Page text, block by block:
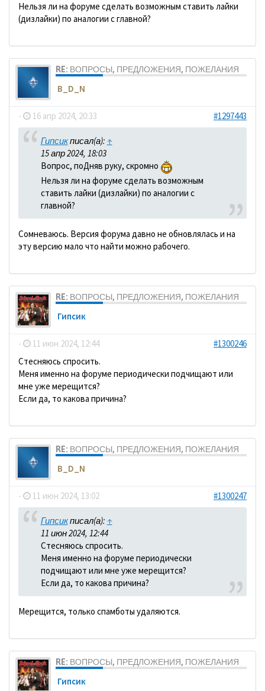
Нельзя ли на форуме сделать возможным ставить лайки
(дизлайки) по аналогии с главной?
RE: ВОПРОСЫ, ПРЕДЛОЖЕНИЯ, ПОЖЕЛАНИЯ
B_D_N
- 16 апр 2024, 20:33 #1297443
Гипсикписал(а): ↑
15 апр 2024, 18:03
Вопрос, поДняв руку, скромно
Нельзя ли на форуме сделать возможным
ставить лайки (дизлайки) по аналогии с
главной?
Сомневаюсь. Версия форума давно не обновлялась и на
эту версию мало что найти можно рабочего.
RE: ВОПРОСЫ, ПРЕДЛОЖЕНИЯ, ПОЖЕЛАНИЯ
Гипсик
- 11 июн 2024, 12:44
#1300246
Стесняюсь спросить.
Меня именно на форуме периодически подчищают или
мне уже мерещится?
Если да, то какова причина?
RE: ВОПРОСЫ, ПРЕДЛОЖЕНИЯ, ПОЖЕЛАНИЯ
B_D_N
- 11 июн 2024, 13:02 #1300247
Гипсикписал(а): ↑
11 июн 2024, 12:44
Стесняюсь спросить.
Меня именно на форуме периодически
подчищают или мне уже мерещится?
Если да, то какова причина?
Мерещится, только спамботы удаляются.
RE: ВОПРОСЫ, ПРЕДЛОЖЕНИЯ, ПОЖЕЛАНИЯ
Гипсик